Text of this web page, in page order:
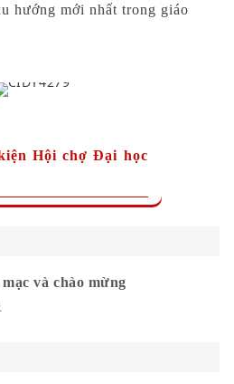
hướng mới nhất trong giáo
Hội chợ Đại học
và chào mừng